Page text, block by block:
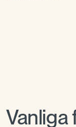
Vanliga